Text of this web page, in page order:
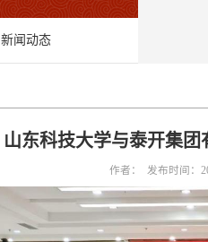
新闻动态
山东科技大学与泰开集
作者： 发布时间：